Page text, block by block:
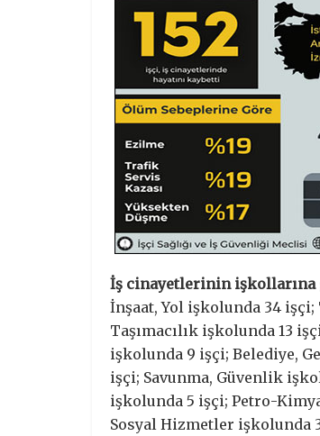
İş cinayetlerinin işkollarına
İnşaat, Yol işkolunda 34
Taşımacılık işkolunda 13
işkolunda 9 işçi; Belediye,
işçi; Savunma, Güvenlik
işkolunda 5 işçi; Petro-
Sosyal Hizmetler işkolunda